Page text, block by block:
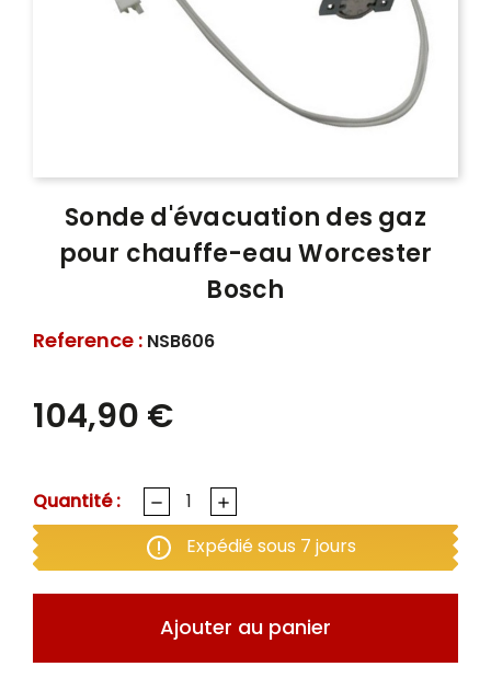
Sonde d'évacuation des gaz
pour chauffe-eau Worcester
Bosch
Reference : NSB606
104,90 €
Quantité :
Expédié sous 7 jours
Ajouter au panier